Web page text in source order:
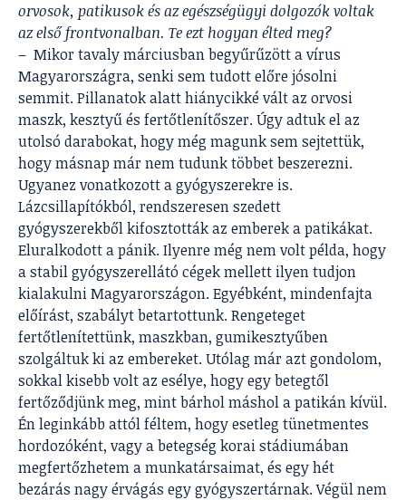
orvosok, patikusok és az egészségügyi dolgozók voltak
az első frontvonalban. Te ezt hogyan élted meg?
– Mikor tavaly márciusban begyűrűzött a vírus
Magyarországra, senki sem tudott előre jósolni
semmit. Pillanatok alatt hiánycikké vált az orvosi
maszk, kesztyű és fertőtlenítőszer. Úgy adtuk el az
utolsó darabokat, hogy még magunk sem sejtettük,
hogy másnap már nem tudunk többet beszerezni.
Ugyanez vonatkozott a gyógyszerekre is.
Lázcsillapítókból, rendszeresen szedett
gyógyszerekből kifosztották az emberek a patikákat.
Eluralkodott a pánik. Ilyenre még nem volt példa, hogy
a stabil gyógyszerellátó cégek mellett ilyen tudjon
kialakulni Magyarországon. Egyébként, mindenfajta
előírást, szabályt betartottunk. Rengeteget
fertőtlenítettünk, maszkban, gumikesztyűben
szolgáltuk ki az embereket. Utólag már azt gondolom,
sokkal kisebb volt az esélye, hogy egy betegtől
fertőződjünk meg, mint bárhol máshol a patikán kívül.
Én leginkább attól féltem, hogy esetleg tünetmentes
hordozóként, vagy a betegség korai stádiumában
megfertőzhetem a munkatársaimat, és egy hét
bezárás nagy érvágás egy gyógyszertárnak. Végül nem